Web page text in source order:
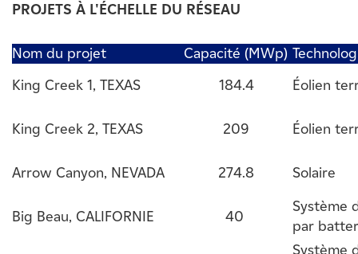
PROJETS À L'ÉCHELLE DU RÉSEAU
Nom du projet Capacité (MWp)
King Creek 1, TEXAS
184.4 Éolien
King Creek 2, TEXAS 209 Éolien
Arrow Canyon, NEVADA 274.8 Solaire
Big Beau, CALIFORNIE 40
Système
par
Système